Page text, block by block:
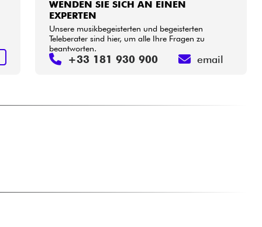
WENDEN SIE SICH AN EINEN
EXPERTEN
Unsere musikbegeisterten und begeisterten
Teleberater sind hier, um alle Ihre Fragen zu
beantworten.
+33 181 930 900 email